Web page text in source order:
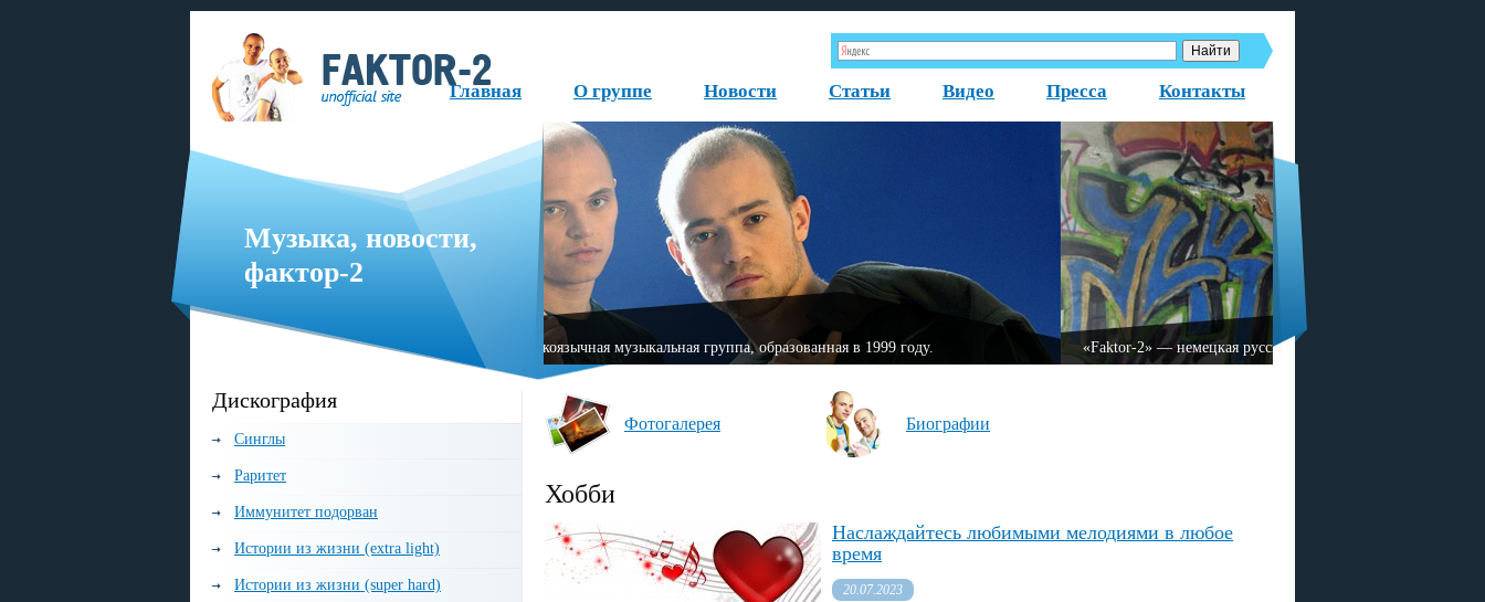
Главная О группе Новости Статьи Видео Пресса Контакты
Музыка, новости,
фактор-2
музыкальная группа, образованная в 1999 году. «Fаktor-2» — немецкая русскоязычная музыкальная группа, образованная в 1999 году. «Fаktor-2» — немецкая
Дискография
Синглы
Раритет
Иммунитет подорван
Истории из жизни (extra light)
Истории из жизни (super hard)
Фотогалерея Биографии
Хобби
Наслаждайтесь любимыми мелодиями в любое
время
20.07.2023